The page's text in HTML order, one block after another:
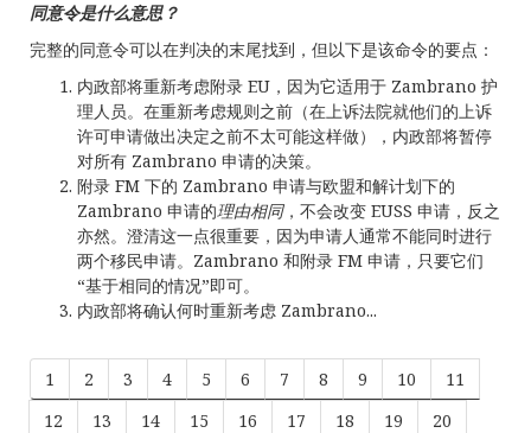
同意令是什么意思？
完整的同意令可以在判决的末尾找到，但以下是该命令的要点：
内政部将重新考虑附录 EU，因为它适用于 Zambrano 护
理人员。在重新考虑规则之前（在上诉法院就他们的上诉
许可申请做出决定之前不太可能这样做），内政部将暂停
对所有 Zambrano 申请的决策。
附录 FM 下的 Zambrano 申请与欧盟和解计划下的
Zambrano 申请的理由相同，不会改变 EUSS 申请，反之
亦然。澄清这一点很重要，因为申请人通常不能同时进行
两个移民申请。Zambrano 和附录 FM 申请，只要它们
“基于相同的情况”即可。
内政部将确认何时重新考虑 Zambrano...
1 2 3 4 5 6 7 8 9 10
11
12
13 14 15 16 17 18 19
20